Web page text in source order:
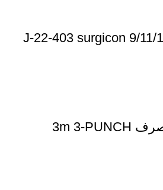
پانچ پوستی یکبار مصرف 3m 3-PUNCH